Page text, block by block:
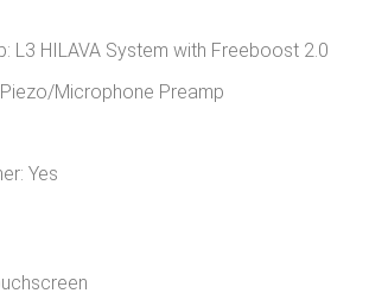
L3 HILAVA System with Freeboost 2.0
Microphone Preamp
Yes